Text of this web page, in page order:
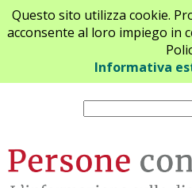
Questo sito utilizza cookie.
acconsente al loro impiego in
Informativa
Chi siamo